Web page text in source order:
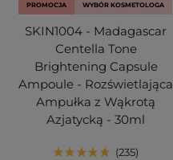
PROMOCJA WYBÓR KOSMETOLOGA
SKIN1004 - Madagascar
Centella Tone
Brightening Capsule
Ampoule - Rozświetlająca
Ampułka z Wąkrotą
Azjatycką - 30ml
235